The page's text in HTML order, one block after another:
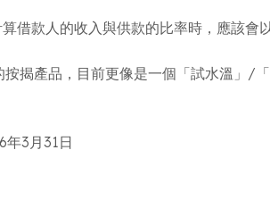
借款人的收入與供款的比率時，應該會
揭產品，目前更像是一個「試水溫」/
年3月31日